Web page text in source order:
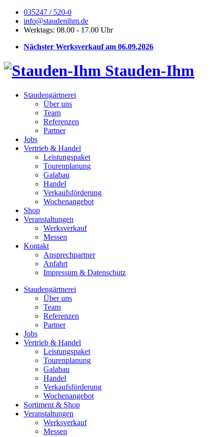
035247 / 520-0
info@staudenihm.de
Werktags: 08.00 - 17.00 Uhr
Nächster Werksverkauf am 06.09.2026
Stauden-Ihm
Staudengärtnerei
Über uns
Team
Referenzen
Partner
Jobs
Vertrieb & Handel
Leistungspaket
Tourenplanung
Galabau
Handel
Verkaufsförderung
Wochenangebot
Shop
Veranstaltungen
Werksverkauf
Messen
Kontakt
Ansprechpartner
Anfahrt
Impressum & Datenschutz
Staudengärtnerei
Über uns
Team
Referenzen
Partner
Jobs
Vertrieb & Handel
Leistungspaket
Tourenplanung
Galabau
Handel
Verkaufsförderung
Wochenangebot
Sortiment & Shop
Veranstaltungen
Werksverkauf
Messen